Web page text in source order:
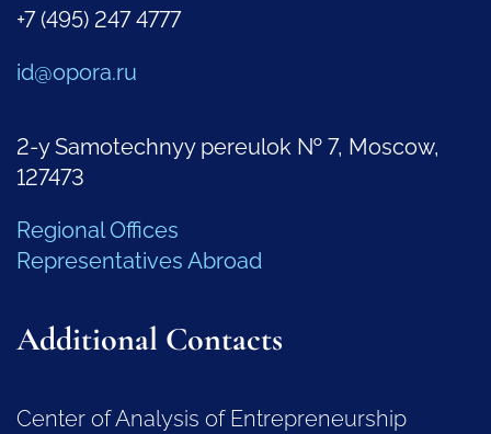
+7 (495) 247 4777
id@opora.ru
2-y Samotechnyy pereulok № 7, Moscow,
127473
Regional Offices
Representatives Abroad
Additional Contacts
Center of Analysis of Entrepreneurship